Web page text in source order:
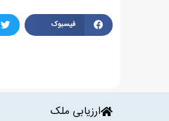
فیسبوک
ارزیابی ملک